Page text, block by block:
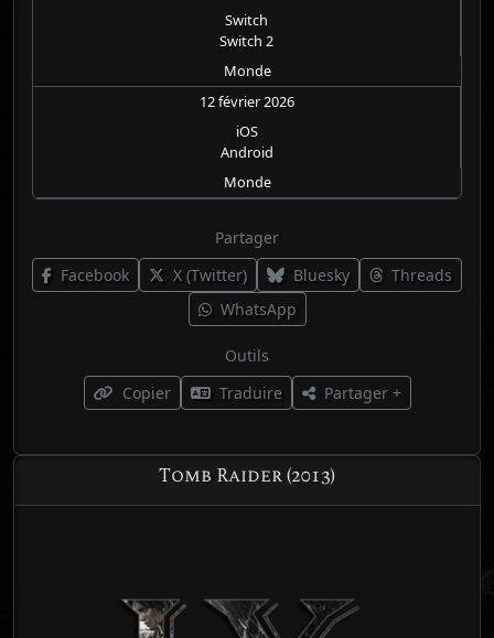
Tomb Raider (2013)
Switch
Switch 2
Monde
12 février 2026
iOS
Android
Monde
Partager
Facebook
X (Twitter) Bluesky
Threads
WhatsApp
Outils
Copier
Traduire Partager +